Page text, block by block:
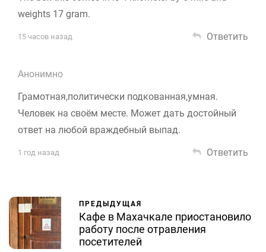
weights 17 gram.
15 часов назад Ответить
Анонимно
Грамотная,политически подкованная,умная.
Человек на своём месте. Может дать достойный
ответ на любой враждебный выпад.
1 год назад Ответить
ПРЕДЫДУЩАЯ
Кафе в Махачкале приостановило
работу после отравления
посетителей